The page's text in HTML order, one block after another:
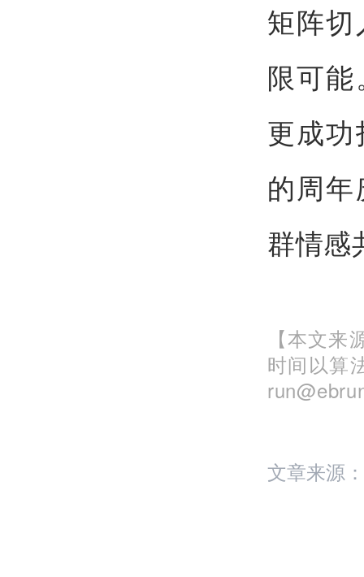
矩阵
限可
更成
的周
群情感
【本文
时间以算
文章来源